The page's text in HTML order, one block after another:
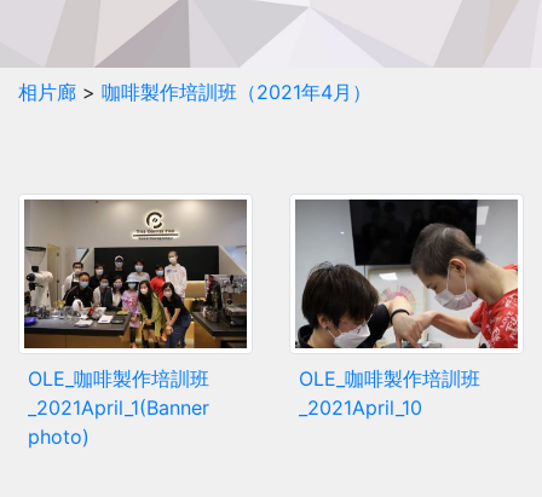
相片廊 > 咖啡製作培訓班（2021年4月）
OLE_咖啡製作培訓班
_2021April_1(Banner
photo)
OLE_咖啡製作培訓班
_2021April_10